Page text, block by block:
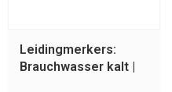
Leidingmerkers:
Brauchwasser kalt |